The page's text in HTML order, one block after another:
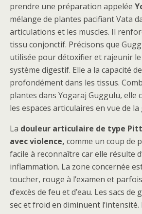
prendre une préparation appelée
mélange de plantes pacifiant Vata
articulations et les muscles. Il
tissu conjonctif. Précisons que
utilisée pour détoxifier et rajeunir
système digestif. Elle a la capacité
profondément dans les tissus.
plantes dans Yogaraj Guggulu, elle
les espaces articulaires en vue de
La douleur articulaire de type
avec violence, comme un coup de
facile à reconnaître car elle résulte
inflammation. La zone concernée
toucher, rouge à l’examen et
d’excès de feu et d’eau. Les sacs de
sec et froid en diminuent l’intensité.